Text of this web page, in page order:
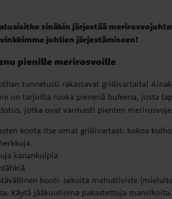
sinäkin järjestää
juhlien järjestämiseen!
pienille merirosvoille
tunnetusti rakastavat grillivartaita!
on tarjoilla ruoka pienenä bufeena, josta
jotka ovat varmasti pienten
koota itse omat grillivartaat: kokoa
kanankoipia
booli: sekoita mehutiiviste
Käytä jääkuutioina pakastettuja